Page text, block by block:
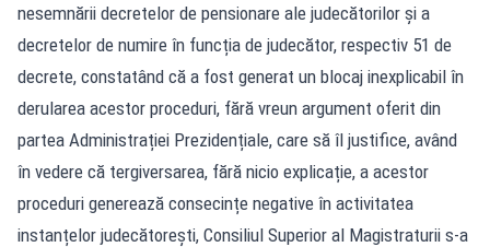
nesemnării decretelor de pensionare ale judecătorilor și a
decretelor de numire în funcția de judecător, respectiv 51 de
decrete, constatând că a fost generat un blocaj inexplicabil în
derularea acestor proceduri, fără vreun argument oferit din
partea Administrației Prezidențiale, care să îl justifice, având
în vedere că tergiversarea, fără nicio explicație, a acestor
proceduri generează consecințe negative în activitatea
instanțelor judecătorești, Consiliul Superior al Magistraturii s-a